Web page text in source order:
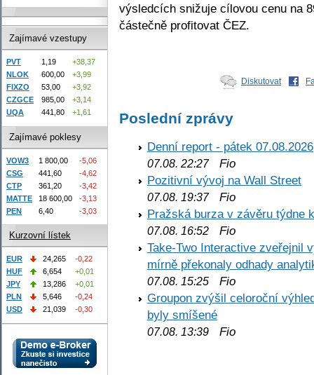
výsledcích snižuje cílovou cenu na
částečně profitovat ČEZ.
Diskutovat
Poslední zprávy
Denní report - pátek 07.08.2026
07.08. 22:27Fio
Pozitivní vývoj na Wall Street
07.08. 19:37Fio
Pražská burza v závěru týdne
07.08. 16:52 Fio
Take-Two Interactive zveřejnil
mírně překonaly odhady
07.08. 15:25 Fio
Groupon zvýšil celoroční
byly smíšené
07.08. 13:39 Fio
Zajímavé vzestupy
PVT 1,19
+38,37
NLOK
600,00
+3,99
FIXZO
53,00
+3,92
CZGCE
985,00
+3,14
UQA
441,80 +1,61
Zajímavé poklesy
VOW3 1 800,00
-5,06
CSG
441,60
-4,62
CTP
361,20
-3,42
MATTE
18 600,00
-3,13
PEN
6,40 -3,03
Kurzovní lístek
EUR 24,265
-0,22
HUF
6,654
+0,01
JPY
13,286
+0,01
PLN
5,646
-0,24
USD
21,039 -0,30